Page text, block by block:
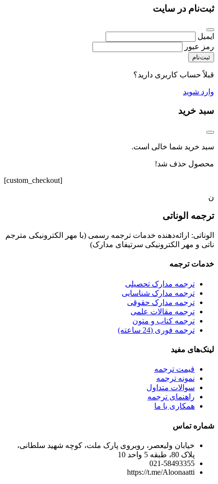
ثبت‌نام در سایت
ایمیل
رمز عبور
ثبت‌نام
قبلاً حساب کاربری دارید؟
وارد شوید
سبد خرید
سبد خرید شما خالی است.
محصول حذف شد!
[custom_checkout]
ن
ترجمه الوناتی
الوناتی: ارائه‌دهنده خدمات ترجمه رسمی (با مهر الکترونیکی مترجم
ناتی و مهر الکترونیکی سرتیفای مدارک)
خدمات ترجمه
ترجمه مدارک تحصیلی
ترجمه مدارک شناسایی
ترجمه مدارک حقوقی
ترجمه مقالات علمی
ترجمه کتاب و متون
ترجمه فوری (24 ساعته)
لینک‌های مفید
قیمت ترجمه
نمونه ترجمه
سوالات متداول
راهنمای ترجمه
همکاری با ما
شماره تماس
خیابان ولیعصر، روبروی پارک ملت، کوچه شهید سلطانی،
پلاک 80، طبقه 5 واحد 10
021-58493355
https://t.me/Aloonaatti